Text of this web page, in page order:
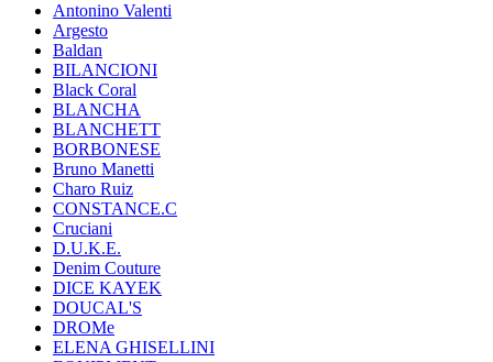
Antonino Valenti
Argesto
Baldan
BILANCIONI
Black Coral
BLANCHA
BLANCHETT
BORBONESE
Bruno Manetti
Charo Ruiz
CONSTANCE.C
Cruciani
D.U.K.E.
Denim Couture
DICE KAYEK
DOUCAL'S
DROMe
ELENA GHISELLINI